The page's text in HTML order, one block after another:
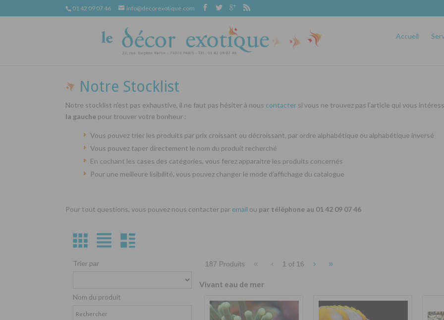
01 42 09 07 46 info@decorexotique.com
Accueil
Notre Stocklist
Notre stocklist n’est pas exhaustive, il ne faut pas hésiter à nous contacter si vous ne trouvez pas l’article qui vous
la gauche pour trouver votre bonheur :
Vous pouvez trier les produits par prix croissant ou décroissant, par ordre alphabétique ou alphabétique inversé
Vous pouvez taper directement le nom du produit recherché
En cochant les cases des catégories, vous ferez apparaitre les produits concernés
Pour une meilleure lisibilité, vous pouvez changer le mode d’affichage du catalogue
Pour tout questions, vous pouvez nous contacter par email ou par téléphone au 01 42 09 07 46
Trier par
Nom du produit
187 Produits « ‹ 1 of 16 › »
Vivant eau de mer